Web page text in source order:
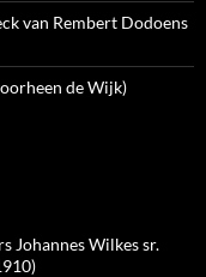
van Rembert Dodoens
de Wijk)
Johannes Wilkes sr.